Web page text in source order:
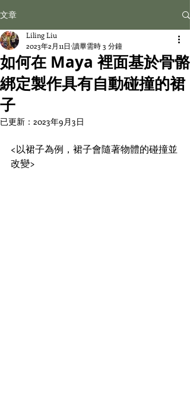
文章
如何在 Maya 裡面基於骨骼
綁定製作具有自動碰撞的裙
子
Liling Liu
2023年2月11日 讀畢需時 3 分鐘
已更新： 2023年9月3日
<以裙子為例，裙子會隨著物體的碰撞並
改變>